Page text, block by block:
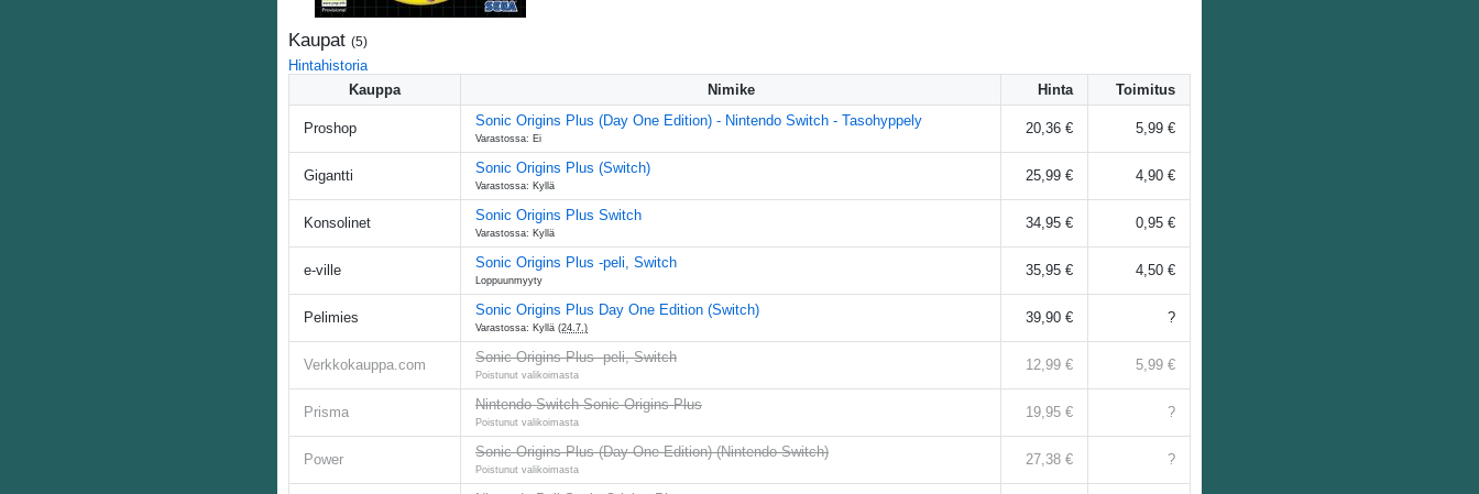
Kaupat (5)
Hintahistoria
Kauppa
Nimike Hinta Toimitus
Proshop Sonic Origins Plus (Day One Edition) - Nintendo Switch - Tasohyppely
Varastossa: Ei
20,36 € 5,99 €
Gigantti Sonic Origins Plus (Switch)
Varastossa: Kyllä
25,99 € 4,90 €
Konsolinet Sonic Origins Plus Switch
Varastossa: Kyllä
34,95 € 0,95 €
e-ville Sonic Origins Plus -peli, Switch
Loppuunmyyty
35,95 € 4,50 €
Pelimies Sonic Origins Plus Day One Edition (Switch)
Varastossa: Kyllä (24.7.)
39,90 € ?
Verkkokauppa.com Sonic Origins Plus -peli, Switch
Poistunut valikoimasta
12,99 € 5,99 €
Prisma Nintendo Switch Sonic Origins Plus
Poistunut valikoimasta
19,95 € ?
Power Sonic Origins Plus (Day One Edition) (Nintendo Switch)
Poistunut valikoimasta
27,38 € ?